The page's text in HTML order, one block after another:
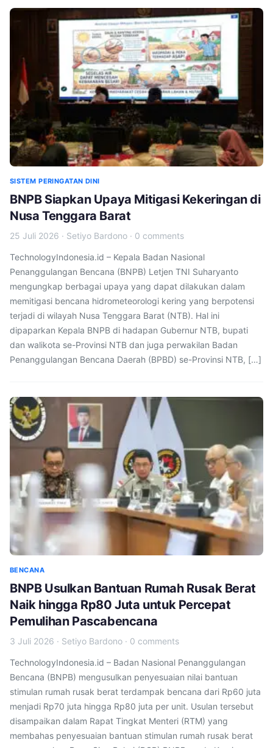
SISTEM PERINGATAN DINI
BNPB Siapkan Upaya Mitigasi Kekeringan di
Nusa Tenggara Barat
25 Juli 2026 · Setiyo Bardono · 0 comments
TechnologyIndonesia.id – Kepala Badan Nasional
Penanggulangan Bencana (BNPB) Letjen TNI Suharyanto
mengungkap berbagai upaya yang dapat dilakukan dalam
memitigasi bencana hidrometeorologi kering yang berpotensi
terjadi di wilayah Nusa Tenggara Barat (NTB). Hal ini
dipaparkan Kepala BNPB di hadapan Gubernur NTB, bupati
dan walikota se-Provinsi NTB dan juga perwakilan Badan
Penanggulangan Bencana Daerah (BPBD) se-Provinsi NTB, […]
BENCANA
BNPB Usulkan Bantuan Rumah Rusak Berat
Naik hingga Rp80 Juta untuk Percepat
Pemulihan Pascabencana
3 Juli 2026 · Setiyo Bardono · 0 comments
TechnologyIndonesia.id – Badan Nasional Penanggulangan
Bencana (BNPB) mengusulkan penyesuaian nilai bantuan
stimulan rumah rusak berat terdampak bencana dari Rp60 juta
menjadi Rp70 juta hingga Rp80 juta per unit. Usulan tersebut
disampaikan dalam Rapat Tingkat Menteri (RTM) yang
membahas penyesuaian bantuan stimulan rumah rusak berat